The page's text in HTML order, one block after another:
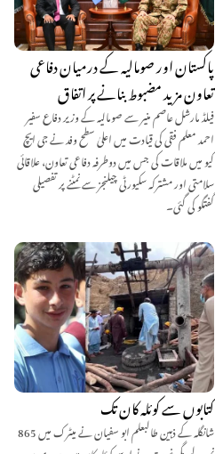
پاکستان اور صومالیہ کے درمیان دفاعی
تعاون مزید مضبوط بنانے پر اتفاق
فیلڈ مارشل عاصم منیر سے صومالیہ کے وزیر دفاع سفیر
احمد معلم فقی کی قیادت میں اعلیٰ سطح وفد نے جی ایچ
کیو میں ملاقات کی جس میں دوطرفہ دفاعی تعاون، علاقائی
سلامتی اور مشترکہ سکیورٹی چیلنجز سے نمٹنے پر تفصیلی
گفتگو کی گئی۔
کتابوں سے کوئلہ کان تک
شانگلہ کے ذہین طالبعلم ابو سفیان نے میٹرک میں 865